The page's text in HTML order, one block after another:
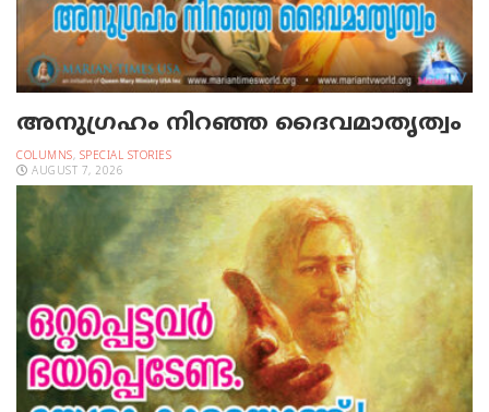
അനുഗ്രഹം നിറഞ്ഞ ദൈവമാതൃത്വം
COLUMNS, SPECIAL STORIES
AUGUST 7, 2026